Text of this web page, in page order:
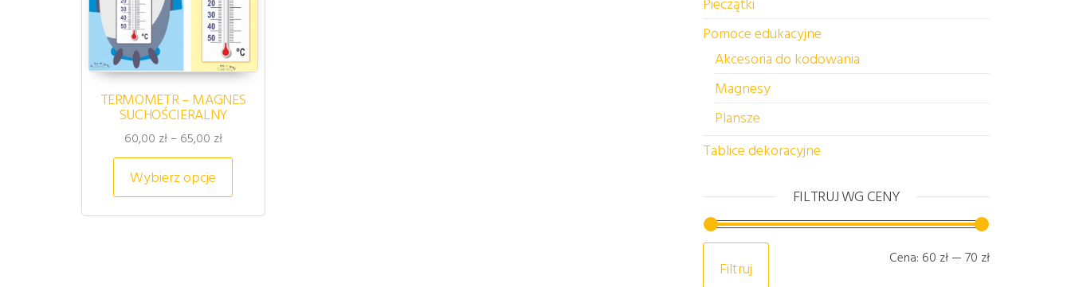
TERMOMETR – MAGNES
SUCHOŚCIERALNY
60,00 zł – 65,00 złZakres cen: od 60,00 zł do 65,00 zł
Wybierz opcje
Ten produkt ma wiele wariantów. Opcje można wybrać na stronie produktu
Pomoce edukacyjne
Akcesoria do kodowania
Magnesy
Plansze
Tablice dekoracyjne
FILTRUJ WG CENY
Cena min
Cena max
Filtruj
Cena: 60 zł — 70 zł